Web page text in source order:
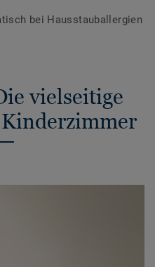
bei Hausstauballergien
vielseitige